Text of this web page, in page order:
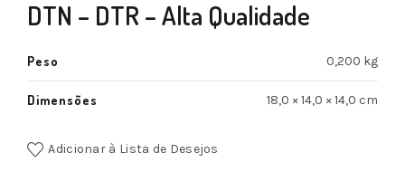
DTN – DTR – Alta Qualidade
Peso 0,200 kg
Dimensões 18,0 × 14,0 × 14,0 cm
Adicionar à Lista de Desejos